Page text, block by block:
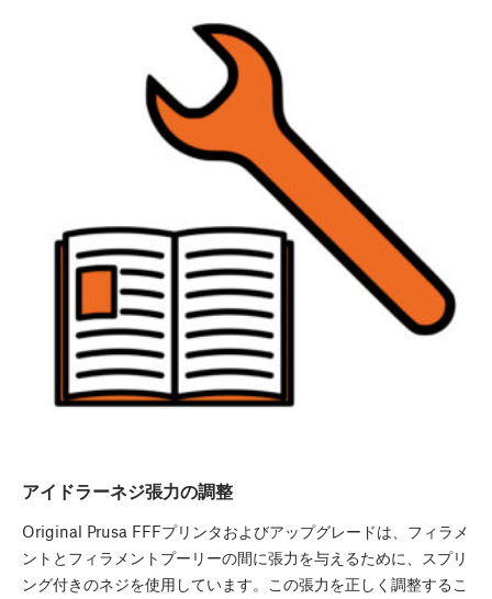
アイドラーネジ張力の調整
Original Prusa FFFプリンタおよびアップグレードは、フィラメ
ントとフィラメントプーリーの間に張力を与えるために、スプリ
ング付きのネジを使用しています。この張力を正しく調整するこ